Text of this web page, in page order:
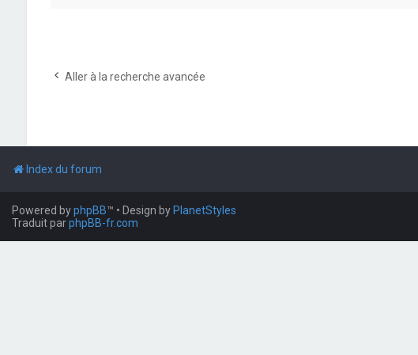
Aller à la recherche avancée
Index du forum
Powered byphpBB™ • Design by PlanetStyles
Traduit parphpBB-fr.com